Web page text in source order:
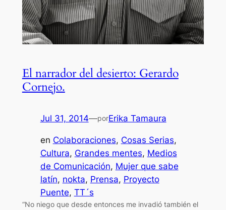
El narrador del desierto: Gerardo
Cornejo.
Jul 31, 2014—porErika Tamaura
en Colaboraciones, Cosas Serias
Cultura, Grandes mentes, Medios
de Comunicación, Mujer que sabe
latín, nokta, Prensa, Proyecto
Puente, TT´s
“No niego que desde entonces me invadió también el